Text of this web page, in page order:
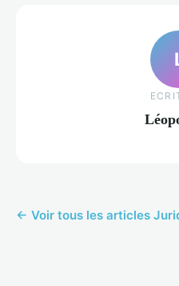
← Voir tous les articles